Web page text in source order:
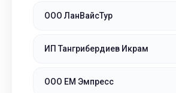
ООО ЛанВайсТур
ИП Тангрибердиев Икрам
ООО ЕМ Эмпресс